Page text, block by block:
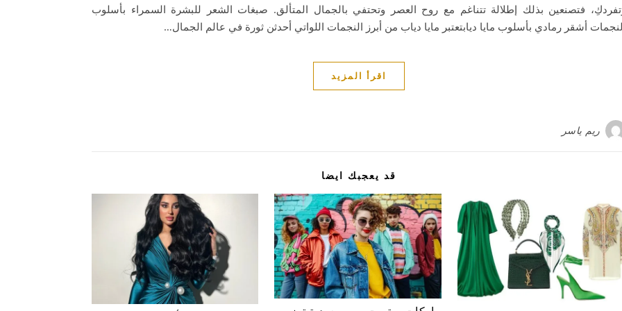
فتصنعين بذلك إطلالة تتناغم مع روح العصر وتحتفي بالجمال المتألق. صبغات الشعر للبشرة السمراء بأسلوب
أشقر رمادي بأسلوب مايا ديابتعتبر مايا دياب من أبرز النجمات اللواتي أحدثن ثورة في عالم الجمال…
اقرأ المزيد
ريم ياسر
قد يعجبك ايضا